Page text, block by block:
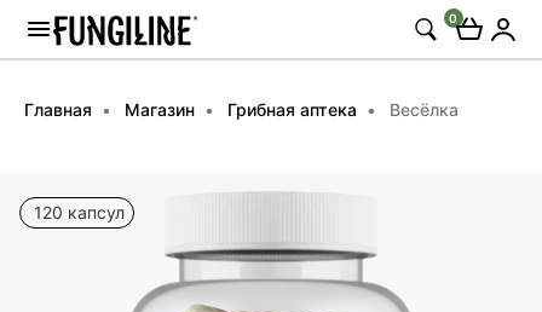
0
Главная Магазин Грибная аптека Весёлка
120 капсул